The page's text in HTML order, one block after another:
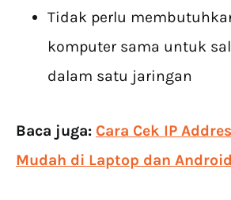
Tidak perlu
komputer sama untuk
dalam satu jaringan
Baca juga: Cara Cek IP
Mudah di Laptop dan Android